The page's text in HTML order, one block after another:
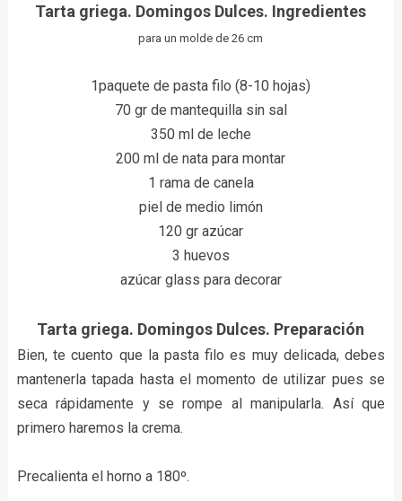
Tarta griega. Domingos Dulces. Ingredientes
para un molde de 26 cm
1paquete de pasta filo (8-10 hojas)
70 gr de mantequilla sin sal
350 ml de leche
200 ml de nata para montar
1 rama de canela
piel de medio limón
120 gr azúcar
3 huevos
azúcar glass para decorar
Tarta griega. Domingos Dulces. Preparación
Bien, te cuento que la pasta filo es muy delicada, debes
mantenerla tapada hasta el momento de utilizar pues se
seca rápidamente y se rompe al manipularla. Así que
primero haremos la crema.
Precalienta el horno a 180º.